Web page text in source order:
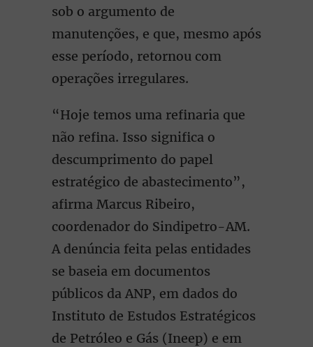
sob o argumento de
manutenções, e que, mesmo após
esse período, retornou com
operações irregulares.
“Hoje temos uma refinaria que
não refina. Isso significa o
descumprimento do papel
estratégico de abastecimento”,
afirma Marcus Ribeiro,
coordenador do Sindipetro-AM.
A denúncia feita pelas entidades
se baseia em documentos
públicos da ANP, em dados do
Instituto de Estudos Estratégicos
de Petróleo e Gás (Ineep) e em